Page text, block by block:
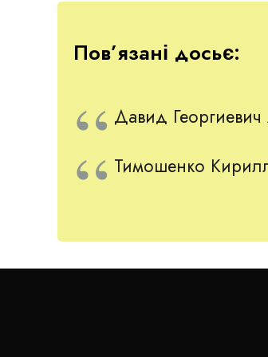
компанії Порошенка і Кличка.
Пов’язані досьє:
Давид
Тимошенко